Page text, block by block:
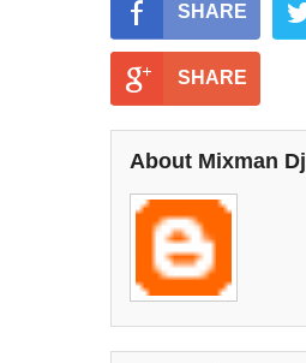
SHARE
SHARE
About Mixman Dj